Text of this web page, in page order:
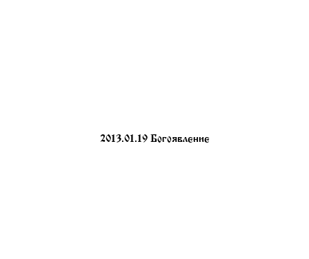
2013.01.19 Богоявление